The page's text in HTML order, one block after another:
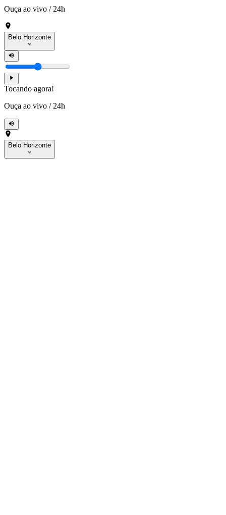
Ouça ao vivo / 24h
Belo Horizonte
Tocando agora!
Ouça ao vivo / 24h
Belo Horizonte